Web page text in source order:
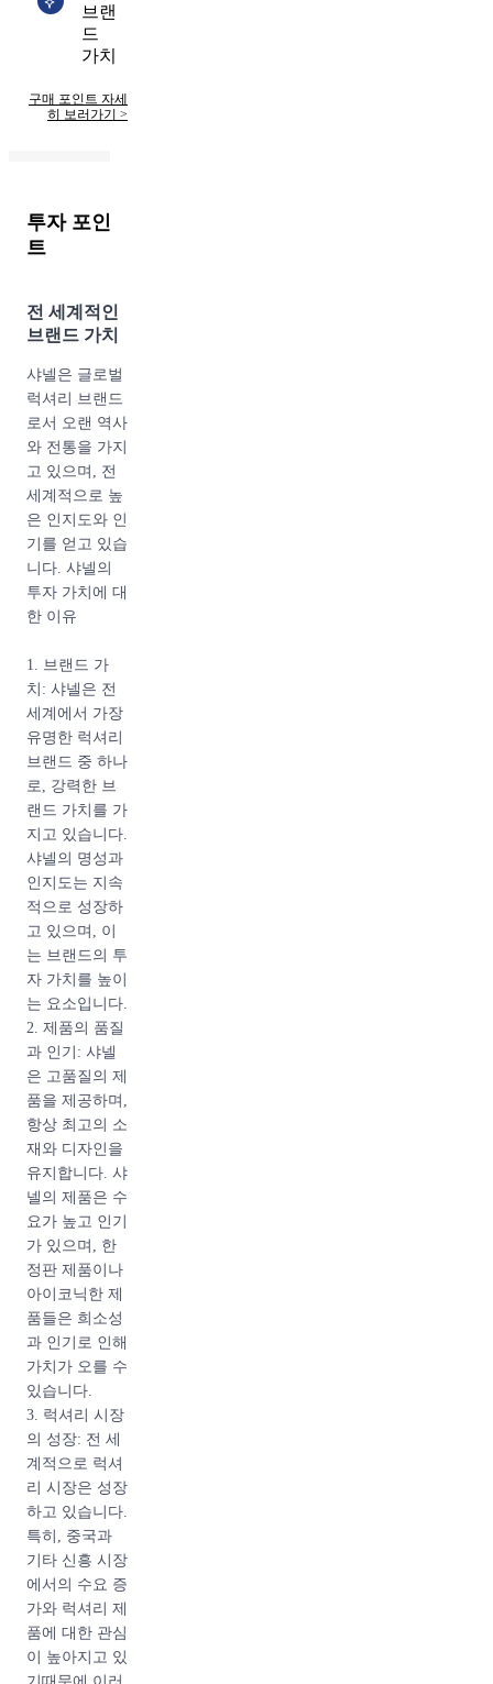
브랜
드
가치
구매 포인트 자세
히 보러가기 >
투자 포인
트
전 세계적인
브랜드 가치
샤넬은 글로벌
럭셔리 브랜드
로서 오랜 역사
와 전통을 가지
고 있으며, 전
세계적으로 높
은 인지도와 인
기를 얻고 있습
니다. 샤넬의
투자 가치에 대
한 이유
1. 브랜드 가
치: 샤넬은 전
세계에서 가장
유명한 럭셔리
브랜드 중 하나
로, 강력한 브
랜드 가치를 가
지고 있습니다.
샤넬의 명성과
인지도는 지속
적으로 성장하
고 있으며, 이
는 브랜드의 투
자 가치를 높이
는 요소입니다.
2. 제품의 품질
과 인기: 샤넬
은 고품질의 제
품을 제공하며,
항상 최고의 소
재와 디자인을
유지합니다. 샤
넬의 제품은 수
요가 높고 인기
가 있으며, 한
정판 제품이나
아이코닉한 제
품들은 희소성
과 인기로 인해
가치가 오를 수
있습니다.
3. 럭셔리 시장
의 성장: 전 세
계적으로 럭셔
리 시장은 성장
하고 있습니다.
특히, 중국과
기타 신흥 시장
에서의 수요 증
가와 럭셔리 제
품에 대한 관심
이 높아지고 있